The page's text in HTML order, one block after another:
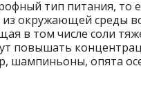
тип питания, то
окружающей среды
в том числе соли
повышать
шампиньоны, опята